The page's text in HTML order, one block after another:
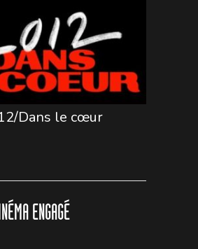
Dans le cœur
ENGAGÉ